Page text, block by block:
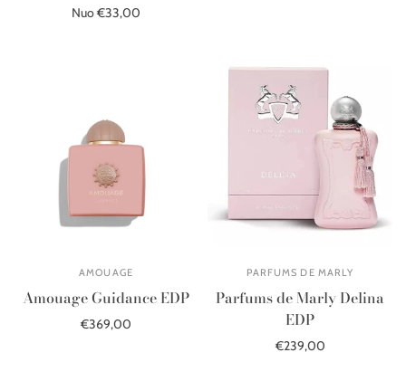
Nuo €33,00
AMOUAGE
Amouage Guidance EDP
€369,00
PARFUMS DE MARLY
Parfums de Marly Delina
EDP
€239,00